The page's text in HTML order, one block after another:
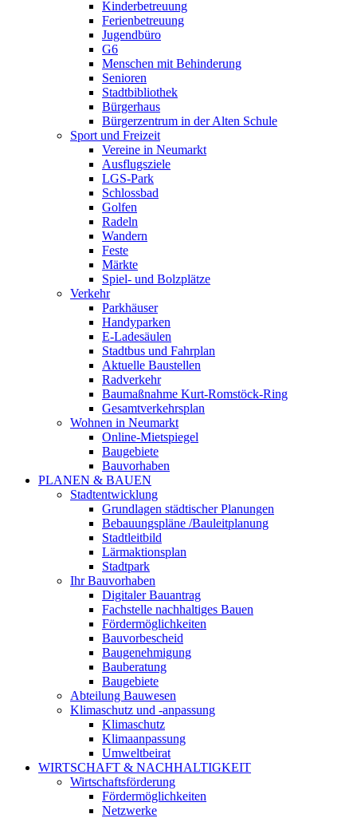
Kinderbetreuung
Ferienbetreuung
Jugendbüro
G6
Menschen mit Behinderung
Senioren
Stadtbibliothek
Bürgerhaus
Bürgerzentrum in der Alten Schule
Sport und Freizeit
Vereine in Neumarkt
Ausflugsziele
LGS-Park
Schlossbad
Golfen
Radeln
Wandern
Feste
Märkte
Spiel- und Bolzplätze
Verkehr
Parkhäuser
Handyparken
E-Ladesäulen
Stadtbus und Fahrplan
Aktuelle Baustellen
Radverkehr
Baumaßnahme Kurt-Romstöck-Ring
Gesamtverkehrsplan
Wohnen in Neumarkt
Online-Mietspiegel
Baugebiete
Bauvorhaben
PLANEN & BAUEN
Stadtentwicklung
Grundlagen städtischer Planungen
Bebauungspläne /Bauleitplanung
Stadtleitbild
Lärmaktionsplan
Stadtpark
Ihr Bauvorhaben
Digitaler Bauantrag
Fachstelle nachhaltiges Bauen
Fördermöglichkeiten
Bauvorbescheid
Baugenehmigung
Bauberatung
Baugebiete
Abteilung Bauwesen
Klimaschutz und -anpassung
Klimaschutz
Klimaanpassung
Umweltbeirat
WIRTSCHAFT & NACHHALTIGKEIT
Wirtschaftsförderung
Fördermöglichkeiten
Netzwerke